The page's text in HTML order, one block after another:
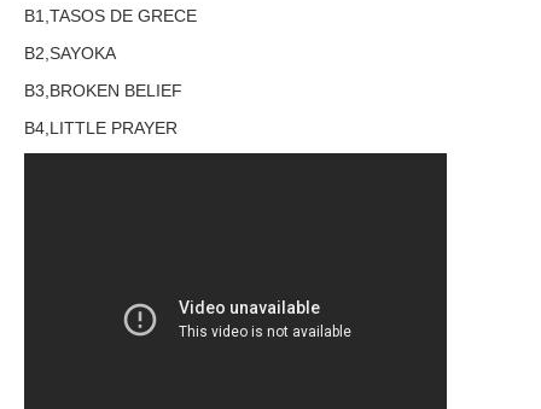
B1,TASOS DE GRECE
B2,SAYOKA
B3,BROKEN BELIEF
B4,LITTLE PRAYER